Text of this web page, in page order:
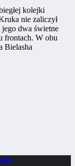
kolejki
nie zaliczył
jego dwa świetne
frontach. W obu
Bielasha